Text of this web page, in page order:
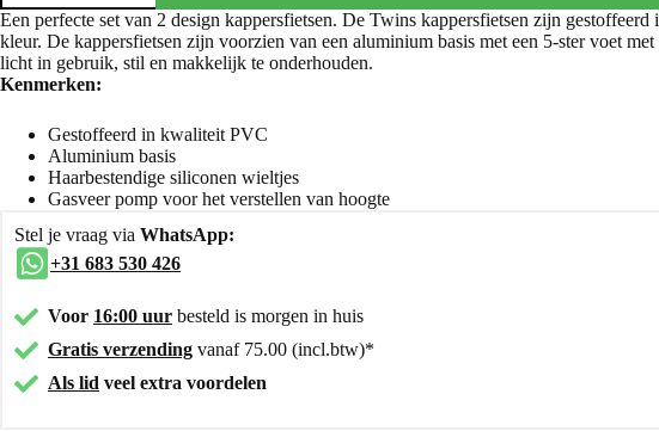
Een perfecte set van 2 design kappersfietsen. De Twins kappersfietsen zijn
kleur. De kappersfietsen zijn voorzien van een aluminium basis met een 5-ster voet
licht in gebruik, stil en makkelijk te onderhouden.
Kenmerken:
Gestoffeerd in kwaliteit PVC
Aluminium basis
Haarbestendige siliconen wieltjes
Gasveer pomp voor het verstellen van hoogte
Stel je vraag via WhatsApp:
+31 683 530 426
Voor 16:00 uur besteld is morgen in huis
Gratis verzending vanaf 75.00 (incl.btw)*
Als lid veel extra voordelen